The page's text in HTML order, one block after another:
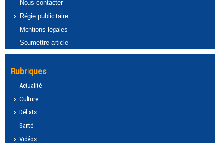
Nous contacter
Régie publicitaire
Mentions légales
Soumettre article
Rubriques
Actualité
Culture
Débats
Santé
Vidéos